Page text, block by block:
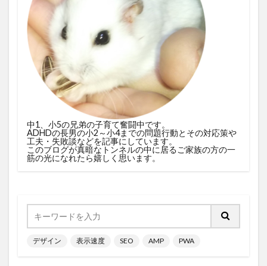
中1、小5の兄弟の子育て奮闘中です。
ADHDの長男の小2～小4までの問題行動とその対応策や
工夫・失敗談などを記事にしています。
このブログが真暗なトンネルの中に居るご家族の方の一
筋の光になれたら嬉しく思います。
デザイン 表示速度 SEO AMP PWA